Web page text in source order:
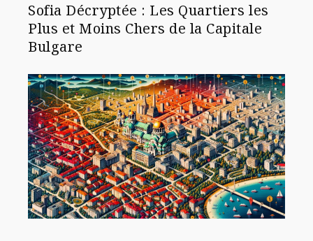
Sofia Décryptée : Les Quartiers les
Plus et Moins Chers de la Capitale
Bulgare